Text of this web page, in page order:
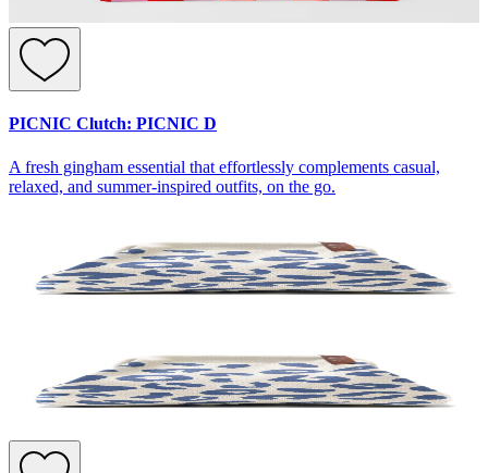
PICNIC Clutch: PICNIC D
A fresh gingham essential that effortlessly complements casual,
relaxed, and summer-inspired outfits, on the go.